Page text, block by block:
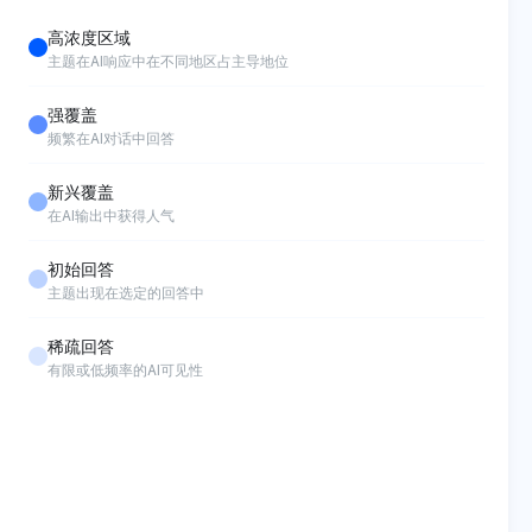
高浓度区域
主题在AI响应中在不同地区占主导地位
强覆盖
频繁在AI对话中回答
新兴覆盖
在AI输出中获得人气
初始回答
主题出现在选定的回答中
稀疏回答
有限或低频率的AI可见性